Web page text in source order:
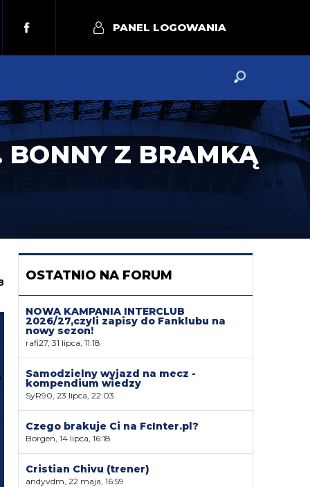
PANEL LOGOWANIA
BONNY Z BRAMKĄ
OSTATNIO NA FORUM
NOWA KAMPANIA INTERCLUB
2026/27,czyli zapisy do Fanklubu na
nowy sezon!
rafi27, 31 lipca, 11:18
Samodzielny wyjazd na mecz -
kompendium wiedzy
SyR90, 23 lipca, 22:03
Czego brakuje Ci na FcInter.pl?
Borgen, 14 lipca, 16:18
Cristian Chivu (trener)
andyvdm, 22 maja, 16:59